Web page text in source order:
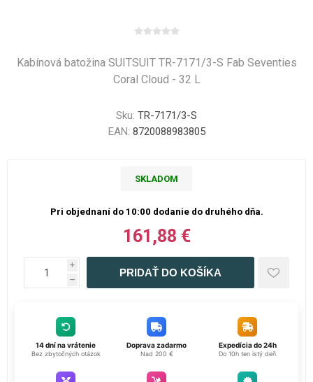
Kabínová batožina SUITSUIT TR-7171/3-S Fab Seventies
Coral Cloud - 32 L
Sku: TR-7171/3-S
EAN: 8720088983805
SKLADOM
Pri objednaní do 10:00 dodanie do druhého dňa.
161,88 €
i
h
14 dní na vrátenie
Bez zbytočných otázok
Doprava zadarmo
Nad 200 €
Expedícia do 24h
Do 10h ten istý deň